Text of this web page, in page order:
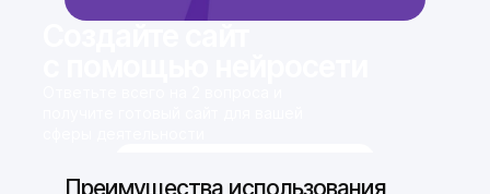
Преимущества использования